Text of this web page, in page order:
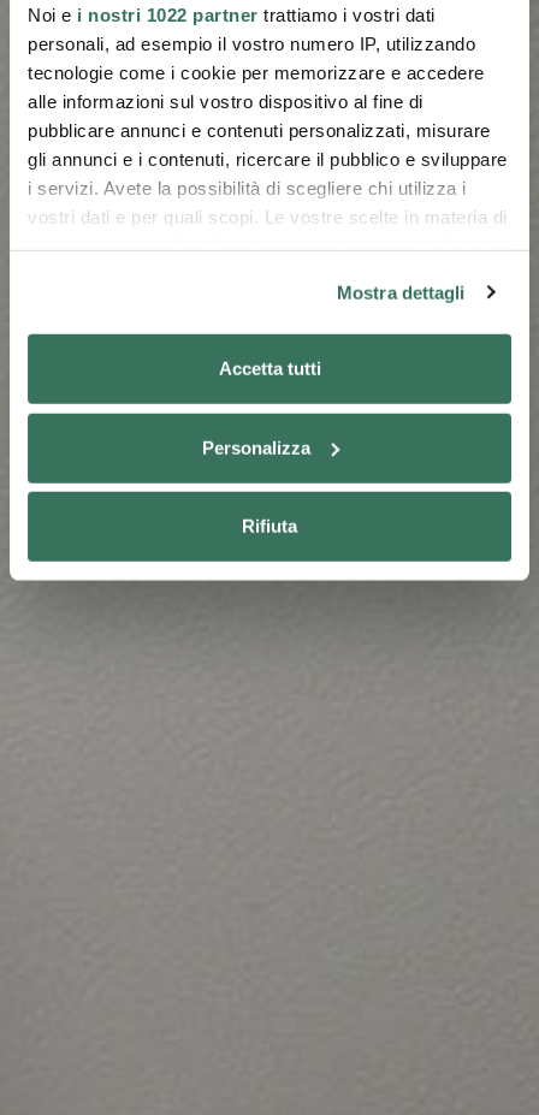
Noi e i nostri 1022 partner trattiamo i vostri dati
personali, ad esempio il vostro numero IP, utilizzando
tecnologie come i cookie per memorizzare e accedere
alle informazioni sul vostro dispositivo al fine di
pubblicare annunci e contenuti personalizzati, misurare
gli annunci e i contenuti, ricercare il pubblico e sviluppare
i servizi. Avete la possibilità di scegliere chi utilizza i
vostri dati e per quali scopi. Le vostre scelte in materia di
modificare o revocare il proprio consenso in qualsiasi
momento dalla Dichiarazione sui cookie o facendo clic
sull'icona di attivazione della privacy.
Con il tuo consenso, vorremmo anche:
raccogliere informazioni sulla tua posizione
geografica, con un'approssimazione di qualche
Identificare il tuo dispositivo, scansionandolo
attivamente alla ricerca di caratteristiche specifiche
Mostra dettagli
Accetta tutti
Personalizza
Rifiuta